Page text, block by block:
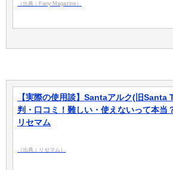
（出典：Fany Magazine）
【実際の使用談】Santaアルク(旧Santa
判・口コミ！難しい・使えないって本当
リセマム
（出典：リセマム）